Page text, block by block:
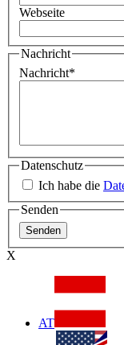
Webseite
Nachricht
Nachricht*
Datenschutz
Ich habe die
Senden
X
AT